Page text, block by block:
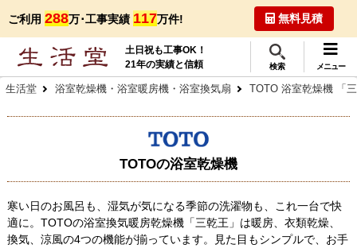
ご利用 288万･工事実績 117万件! 無料見積
土日祝も工事OK！
21年の実績と信頼
検索 メニュー
生活堂 浴室乾燥機・浴室暖房機・浴室換気扇 TOTO 浴室乾燥機 「
TOTOの浴室乾燥機
寒い日のお風呂も、湿気が気になる季節の洗濯物も、これ一台で快
適に。TOTOの浴室換気暖房乾燥機「三乾王」は暖房、衣類乾燥、
換気、涼風の4つの機能が揃っています。見た目もシンプルで、お手